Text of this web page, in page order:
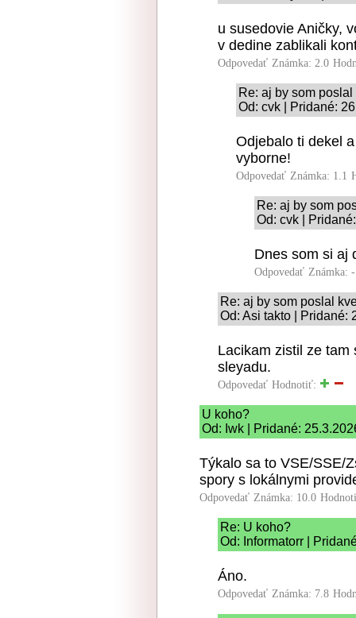
u susedovie Aničky,
v dedine zablikali
Odpovedať Známka: 2.0
Re: aj by som
Od: cvk | Pridané:
Odjebalo ti dekel
vyborne!
Odpovedať Známka: 1.1
Re: aj by som
Od: cvk |
Dnes som si aj
Odpovedať Známka:
Re: aj by som poslal
Od: Asi takto | Pridané:
Lacikam zistil ze tam
sleyadu.
Odpovedať Hodnotiť:
U koho?
Od: Iwk | Pridané:
Týkalo sa to VSE/SSE/
spory s lokálnymi
Odpovedať Známka: 10.0
Re: U koho?
Od: Informatorr |
Áno.
Odpovedať Známka: 7.8